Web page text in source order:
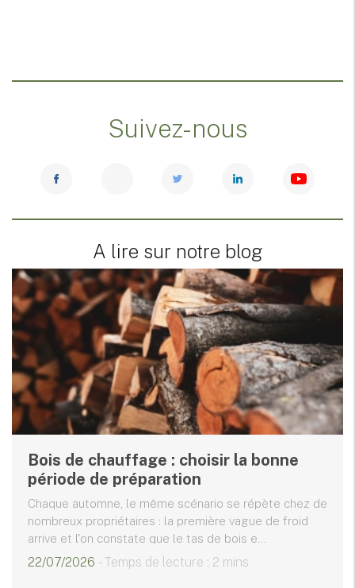
Suivez-nous
A lire sur notre blog
Bois de chauffage : choisir la bonne
période de préparation
Chaque automne, le même scénario se répète chez de
nombreux propriétaires : la première vague de froid
arrive et l'on constate que le tas de bois e...
22/07/2026 - Temps de lecture : 2 mins